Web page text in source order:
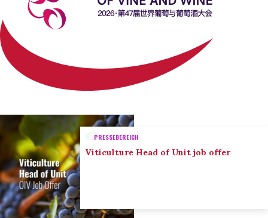
PRESSEBEREICH
Viticulture Head of Unit job offer